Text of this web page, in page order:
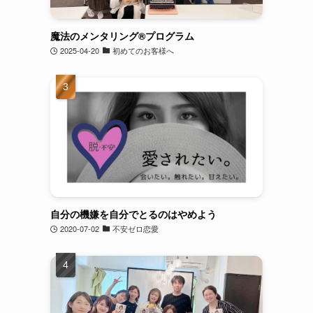
魔法のメンタリング®︎プログラム
2025-04-20 初めてのお客様へ
自分の機嫌を自分でとるのはやめよう
2020-07-02 不安ゼロ恋愛